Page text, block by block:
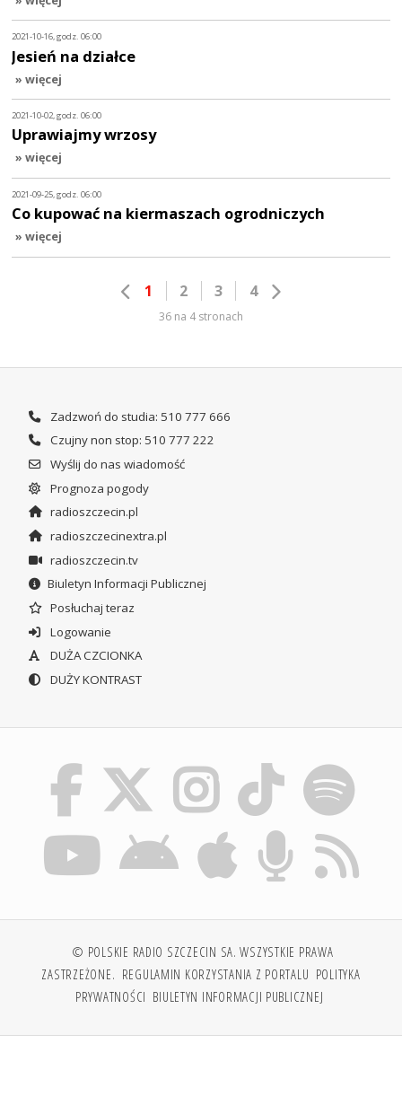
2021-10-16, godz. 06:00
Jesień na działce
» więcej
2021-10-02, godz. 06:00
Uprawiajmy wrzosy
» więcej
2021-09-25, godz. 06:00
Co kupować na kiermaszach ogrodniczych
» więcej
1 2 3 4
36 na 4 stronach
Zadzwoń do studia: 510 777 666
Czujny non stop: 510 777 222
Wyślij do nas wiadomość
Prognoza pogody
radioszczecin.pl
radioszczecinextra.pl
radioszczecin.tv
Biuletyn Informacji Publicznej
Posłuchaj teraz
Logowanie
DUŻA CZCIONKA
DUŻY KONTRAST
© POLSKIE RADIO SZCZECIN SA. WSZYSTKIE PRAWA
ZASTRZEŻONE. REGULAMIN KORZYSTANIA Z PORTALU POLITYKA
PRYWATNOŚCI BIULETYN INFORMACJI PUBLICZNEJ